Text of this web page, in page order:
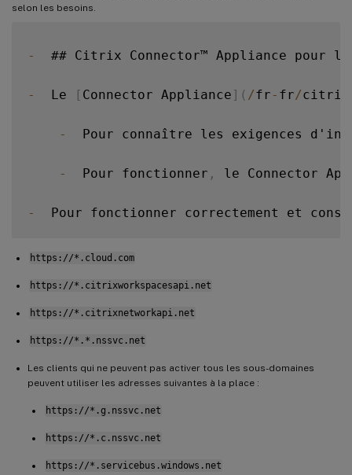
selon les besoins.
-
## Citrix Connector™ Appliance pour
-
  Le
[ Connector Appliance ] ( /fr - fr/citrix
-
Pour connaître les exigences
-
  Pour fonctionner
, le Connector
-
Pour fonctionner correctement et
https://*.cloud.com
https://*.citrixworkspacesapi.net
https://*.citrixnetworkapi.net
https://*.*.nssvc.net
Les clients qui ne peuvent pas activer tous les sous-domaines
peuvent utiliser les adresses suivantes à la place :
https://*.g.nssvc.net
https://*.c.nssvc.net
https://*.servicebus.windows.net